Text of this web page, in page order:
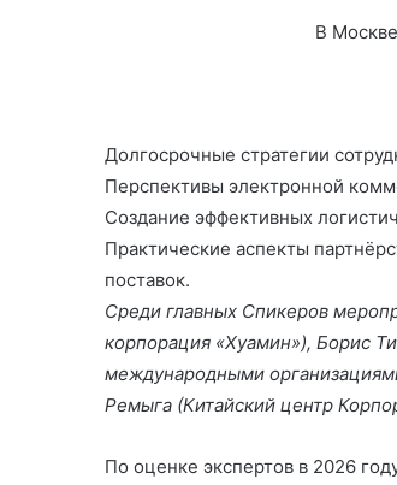
C at
p
p
В
Долгосрочные стратегии
Перспективы электронной
Создание эффективных
Практические аспекты
поставок.
Среди главных Спикеров
корпорация «Хуамин»), Борис
международными
Ремыга (Китайский центр
По оценке экспертов в 2026